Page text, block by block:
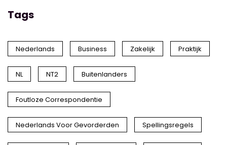
Tags
Nederlands Business Zakelijk Praktijk
NL NT2 Buitenlanders
Foutloze Correspondentie
Nederlands Voor Gevorderden Spellingsregels